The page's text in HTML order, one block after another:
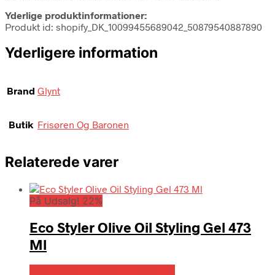
Yderlige produktinformationer:
Produkt id: shopify_DK_10099455689042_50879540887890
Yderligere information
Brand Glynt
Butik Frisøren Og Baronen
Relaterede varer
På Udsalg! 22%
Eco Styler Olive Oil Styling Gel 473
Ml